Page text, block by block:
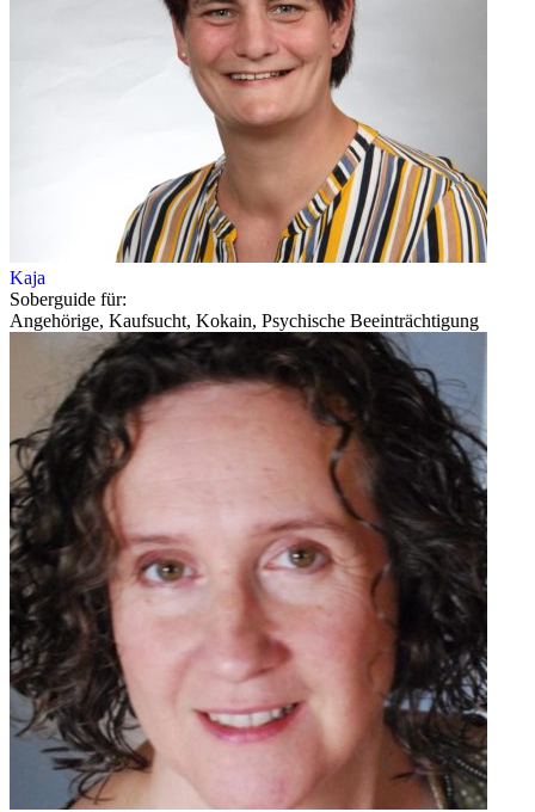
Kaja
Soberguide für:
Angehörige, Kaufsucht, Kokain, Psychische Beeinträchtigung